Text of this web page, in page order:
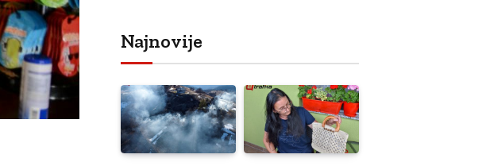
Najnovije